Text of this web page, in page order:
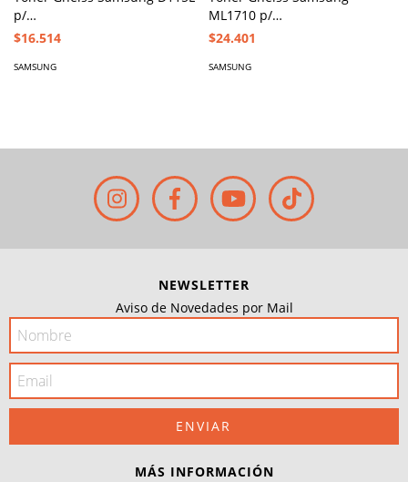
p/
M2820DW/M2870FW/M2830DW/M2880FW
$16.514
SAMSUNG
ML1710 p/
ML1510/1520/1710/1740/1750,
$24.401
SAMSUNG
NEWSLETTER
Aviso de Novedades por Mail
MÁS INFORMACIÓN